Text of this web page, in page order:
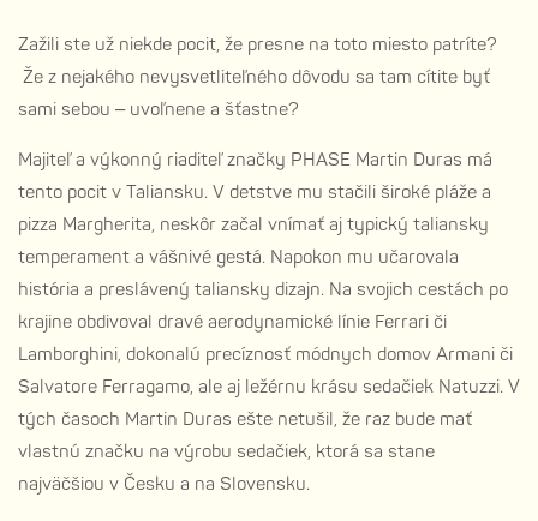
Zažili ste už niekde pocit, že presne na toto miesto patríte?
Že z nejakého nevysvetliteľného dôvodu sa tam cítite byť
sami sebou – uvoľnene a šťastne?
Majiteľ a výkonný riaditeľ značky PHASE Martin Duras má
tento pocit v Taliansku. V detstve mu stačili široké pláže a
pizza Margherita, neskôr začal vnímať aj typický taliansky
temperament a vášnivé gestá. Napokon mu učarovala
história a preslávený taliansky dizajn. Na svojich cestách po
krajine obdivoval dravé aerodynamické línie Ferrari či
Lamborghini, dokonalú precíznosť módnych domov Armani či
Salvatore Ferragamo, ale aj ležérnu krásu sedačiek Natuzzi. V
tých časoch Martin Duras ešte netušil, že raz bude mať
vlastnú značku na výrobu sedačiek, ktorá sa stane
najväčšiou v Česku a na Slovensku.